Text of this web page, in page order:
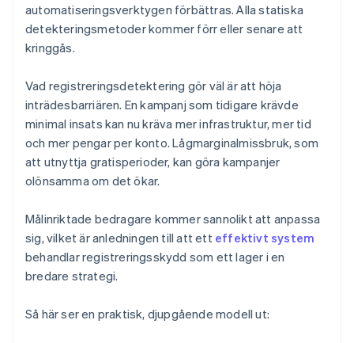
automatiseringsverktygen förbättras. Alla statiska
detekteringsmetoder kommer förr eller senare att
kringgås.
Vad registreringsdetektering gör väl är att höja
inträdesbarriären. En kampanj som tidigare krävde
minimal insats kan nu kräva mer infrastruktur, mer tid
och mer pengar per konto. Lågmarginalmissbruk, som
att utnyttja gratisperioder, kan göra kampanjer
olönsamma om det ökar.
Målinriktade bedragare kommer sannolikt att anpassa
sig, vilket är anledningen till att ett effektivt system
behandlar registreringsskydd som ett lager i en
bredare strategi.
Så här ser en praktisk, djupgående modell ut: